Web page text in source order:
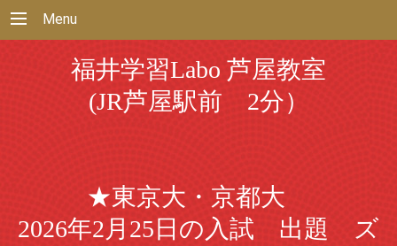
Menu
福井学習Labo 芦屋教室
(JR芦屋駅前 2分）
★東京大・京都大
2026年2月25日の入試 出題 ズ